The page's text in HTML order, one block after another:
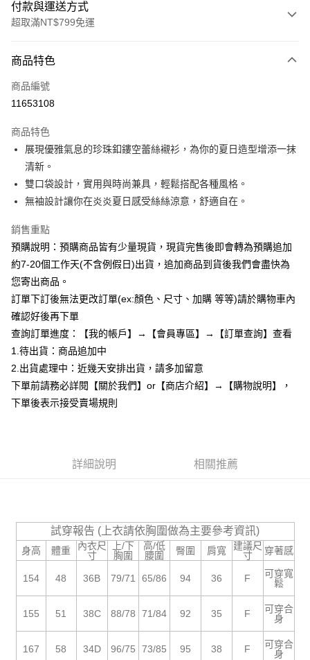
付款與運送方式
超取滿NT$799免運
信用卡一次付款
超商取貨付款
Apple Pay
街口支付
悠遊付
Google Pay
全支付
【關於「AFTEE先享後付」】
AFTEE先享後付是「在收到商品之後才付款」的支付方式。 讓您購物簡單
便利好安心！
１．簡單：不需註冊會員、不需綁卡、不需儲值。
２．便利：只要手機號碼，簡訊認證，即可結帳。
３．安心：先確認商品／服務後，再付款。
１．於結帳方式選擇「AFTEE先享後付」後，將跳轉至「AFTEE先享後付」
ATM／網路銀行／等多元方式進行付款，方視為交易完成。
※ 請注意：結帳手續完成當下不需立刻繳費，但若您需要取消訂單，請聯絡
客戶支援中心」https://netprotections.freshdesk.com/support/home
【注意事項】
１．透過由恩沛科技股份有限公司提供之「AFTEE先享後付」服務完成之交
易，需依本服務之必要範圍內提供個人資料，並將交易相關給付款項請求債
權轉讓予恩沛科技股份有限公司。
https://aftee.tw/terms/#terms3
３．未成年的使用者請事先徵得法定代理人或監護人之同意方可使用
「AFTEE先享後付」，若未經同意申辦者引起之損失，本公司不負相關責
ATM付款
運送方式
全家付款取貨
每筆NT$85，滿NT$799(含以上)免運費
每筆NT$85，滿NT$799(含以上)免運費
宅配
海外宅配 查看運費
商品特色
商品編號
11653108
商品特色
展現優雅氣息的珍珠釦鏤空蕾絲襯衫，為你的夏日造型增添一抹
清新。
雙口袋設計，實用與時尚兼具，輕鬆搭配各種風格。
無袖設計讓你在炎炎夏日感受絲絲涼意，舒適自在。
銷售重點
預購說明：預購商品皆有少量現貨，現貨完售後即會轉為預購追加
約7-20個工作天(不含例假日)出貨，追加商品到貨後我們會盡快為
您寄出商品。
訂單下訂後無法更改訂單(ex:顏色、尺寸、加購 等等)請於購物車內
確認好後再下單
查詢訂單進度：【我的帳戶】→【會員專區】→【訂單查詢】查看
1.待出貨：商品追加中
2.出貨處理中：近幾天安排出貨，請多加留意
下單前請務必詳閱【關於我們】or【商店介紹】→【購物說明】，
下單後表示接受賣場規則
詳細說明 相關推薦
試穿報告 (上衣請依胸圍做為主要參考資訊)
身高 體重
內衣尺
寸
上/下
胸圍
高/低
腰圍
臀圍 肩寬
建議尺
寸
穿著感
154 48 36B 79/71 65/86 94 36 F
可穿寬
鬆
155 51 38C 88/78 71/84 92 35 F
可穿合
身
167 58 34D 96/75 73/85 95 38 F
可穿合
身